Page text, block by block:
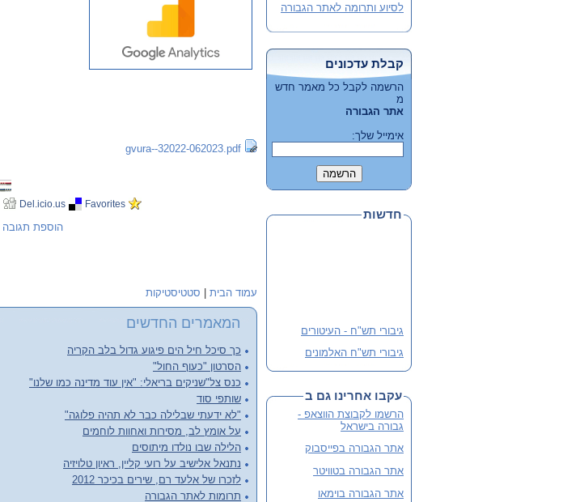
gvura--32022-062023.pdf
Favorites
Del.icio.us
הוספת תגובה
עמוד הבית סטטיסטיקות
המאמרים החדשים
כך סיכל חיל הים פיגוע גדול בלב הקריה
הסרטון "כעוף החול"
כנס צל"שניקים בריאלי: "אין עוד מדינה כמו שלנו"
שותפי סוד
"לא ידעתי שבלילה כבר לא תהיה פלוגה"
על אומץ לב, מסירות ואחוות לוחמים
הלילה שבו נולדו מיתוסים
נתנאל אלישיב על רועי קליין, ראיון טלויזיה
לזכרו של אלעד רם, שירים בכיכר 2012
תרומות לאתר הגבורה
לסיוע ותרומה לאתר הגבורה
קבלת עדכונים
הרשמה לקבל כל מאמר חדש
מ
אתר הגבורה
אימייל שלך:
חדשות
גיבורי תש"ח - העיטורים
גיבורי תש"ח האלמונים
פלוגה י' שבלב מהדורה 3
שתי מהדורות קודמות אזלו
והנוכחית מורחבת
עקבו אחרינו גם ב
הרשמו לקבוצת הווצאפ -
גבורה בישראל
אתר הגבורה בפייסבוק
אתר הגבורה בטוויטר
אתר הגבורה בוימאו